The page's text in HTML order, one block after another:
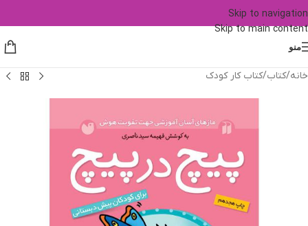
Skip to navigation
Skip to main content
منو
خانه/کتاب/کتاب کار کودک